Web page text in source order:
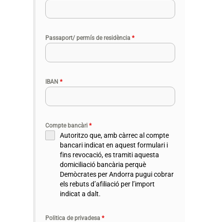
Passaport/ permís de residència *
IBAN *
Compte bancàri *
Autoritzo que, amb càrrec al compte
bancari indicat en aquest formulari i
fins revocació, es tramiti aquesta
domiciliació bancària perquè
Demòcrates per Andorra pugui cobrar
els rebuts d’afiliació per l’import
indicat a dalt.
Politica de privadesa *